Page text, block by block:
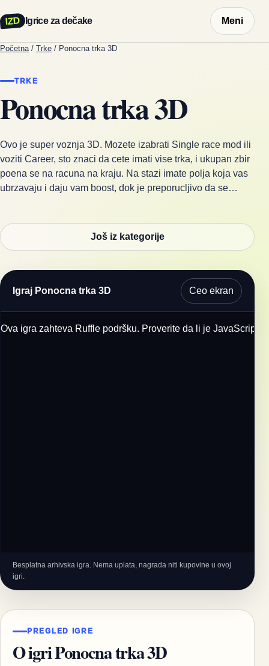
IZD Igrice za dečake Meni
Početna / Trke / Ponocna trka 3D
TRKE
Ponocna trka 3D
Ovo je super voznja 3D. Mozete izabrati Single race mod ili
voziti Career, sto znaci da cete imati vise trka, i ukupan zbir
poena se na racuna na kraju. Na stazi imate polja koja vas
ubrzavaju i daju vam boost, dok je preporucljivo da se…
Još iz kategorije
Igraj Ponocna trka 3D Ceo ekran
Ova igra zahteva Ruffle podršku. Proverite da li je JavaScript
Besplatna arhivska igra. Nema uplata, nagrada niti kupovine u ovoj
igri.
PREGLED IGRE
O igri Ponocna trka 3D